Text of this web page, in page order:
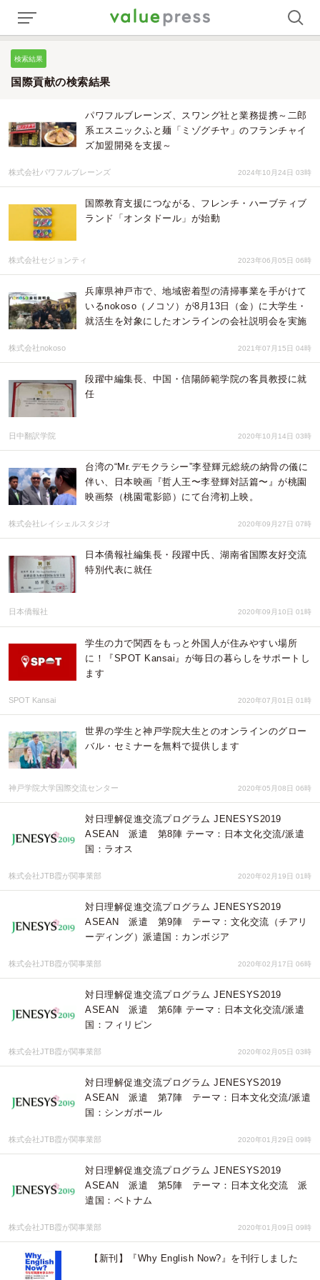
検索結果
国際貢献の検索結果
パワフルブレーンズ、スワング社と業務提携～二郎
系エスニックふと麺「ミゾグチヤ」のフランチャイ
ズ加盟開発を支援～
株式会社パワフルブレーンズ 2024年10月24日 03時
国際教育支援につながる、フレンチ・ハーブティブ
ランド「オンタドール」が始動
株式会社セジョンティ 2023年06月05日 06時
兵庫県神戸市で、地域密着型の清掃事業を手がけて
いるnokoso（ノコソ）が8月13日（金）に大学生・
就活生を対象にしたオンラインの会社説明会を実施
株式会社nokoso 2021年07月15日 04時
段躍中編集長、中国・信陽師範学院の客員教授に就
任
日中翻訳学院 2020年10月14日 03時
台湾の“Mr.デモクラシー”李登輝元総統の納骨の儀に
伴い、日本映画『哲人王〜李登輝対話篇〜』が桃園
映画祭（桃園電影節）にて台湾初上映。
株式会社レイシェルスタジオ 2020年09月27日 07時
日本僑報社編集長・段躍中氏、湖南省国際友好交流
特別代表に就任
日本僑報社 2020年09月10日 01時
学生の力で関西をもっと外国人が住みやすい場所
に！『SPOT Kansai』が毎日の暮らしをサポートし
ます
SPOT Kansai 2020年07月01日 01時
世界の学生と神戸学院大生とのオンラインのグロー
バル・セミナーを無料で提供します
神戸学院大学国際交流センター 2020年05月08日 06時
対日理解促進交流プログラム JENESYS2019
ASEAN 派遣 第8陣 テーマ：日本文化交流/派遣
国：ラオス
株式会社JTB霞が関事業部 2020年02月19日 01時
対日理解促進交流プログラム JENESYS2019
ASEAN 派遣 第9陣 テーマ：文化交流（チアリ
ーディング）派遣国：カンボジア
株式会社JTB霞が関事業部 2020年02月17日 06時
対日理解促進交流プログラム JENESYS2019
ASEAN 派遣 第6陣 テーマ：日本文化交流/派遣
国：フィリピン
株式会社JTB霞が関事業部 2020年02月05日 03時
対日理解促進交流プログラム JENESYS2019
ASEAN 派遣 第7陣 テーマ：日本文化交流/派遣
国：シンガポール
株式会社JTB霞が関事業部 2020年01月29日 09時
対日理解促進交流プログラム JENESYS2019
ASEAN 派遣 第5陣 テーマ：日本文化交流 派
遣国：ベトナム
株式会社JTB霞が関事業部 2020年01月09日 09時
【新刊】『Why English Now?』を刊行しました